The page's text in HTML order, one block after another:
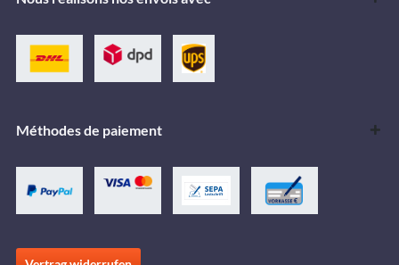
Méthodes de paiement